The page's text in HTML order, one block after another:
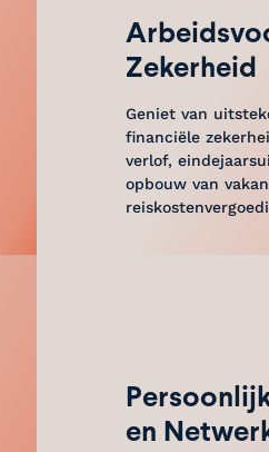
Zekerheid
Geniet van
financiële
verlof,
opbouw van
en